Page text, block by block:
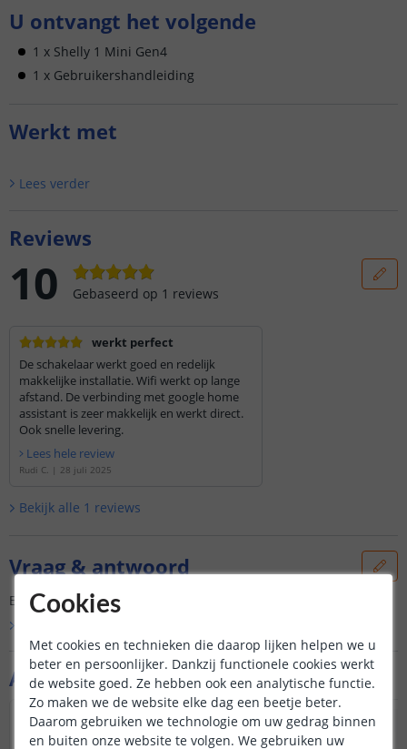
U ontvangt het volgende
1 x Shelly 1 Mini Gen4
1 x Gebruikershandleiding
Werkt met
Lees verder
Aanvullende producten
Reviews
10 Gebaseerd op 1 reviews
werkt perfect
De schakelaar werkt goed en redelijk
makkelijke installatie. Wifi werkt op lange
afstand. De verbinding met google home
assistant is zeer makkelijk en werkt direct.
Ook snelle levering.
Lees hele review
Rudi C. | 28 juli 2025
Bekijk alle 1 reviews
Vraag & antwoord
Er is nog geen vraag gesteld over dit product.
Cookies
Met cookies en technieken die daarop lijken helpen we u
beter en persoonlijker. Dankzij functionele cookies werkt
de website goed. Ze hebben ook een analytische functie.
Zo maken we de website elke dag een beetje beter.
Daarom gebruiken we technologie om uw gedrag binnen
en buiten onze website te volgen. We gebruiken uw